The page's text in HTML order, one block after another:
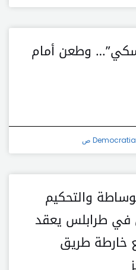
وطعن أمام
Democratia
والتحكيم
في طرابلس يعقد
خارطة طريق